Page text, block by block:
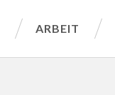
ARBEIT